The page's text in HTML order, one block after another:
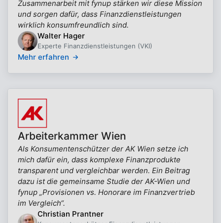
Zusammenarbeit mit fynup stärken wir diese Mission
und sorgen dafür, dass Finanzdienstleistungen
wirklich konsumfreundlich sind.
Walter Hager
Experte Finanzdienstleistungen (VKI)
Mehr erfahren
Arbeiterkammer Wien
Als Konsumentenschützer der AK Wien setze ich
mich dafür ein, dass komplexe Finanzprodukte
transparent und vergleichbar werden. Ein Beitrag
dazu ist die gemeinsame Studie der AK-Wien und
fynup „Provisionen vs. Honorare im Finanzvertrieb
im Vergleich“.
Christian Prantner